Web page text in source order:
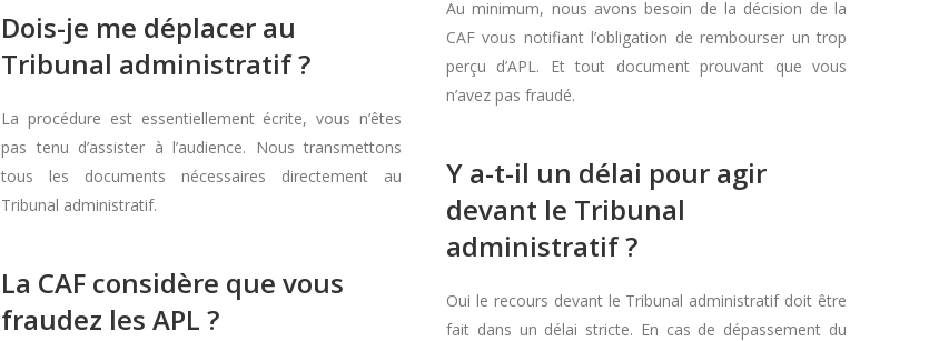
Dois-je me déplacer au
Tribunal administratif ?
La procédure est essentiellement écrite, vous n’êtes
pas tenu d’assister à l’audience. Nous transmettons
tous les documents nécessaires directement au
Tribunal administratif.
La CAF considère que vous
fraudez les APL ?
Au minimum, nous avons besoin de la décision de la
CAF vous notifiant l’obligation de rembourser un trop
perçu d’APL. Et tout document prouvant que vous
n’avez pas fraudé.
Y a-t-il un délai pour agir
devant le Tribunal
administratif ?
Oui le recours devant le Tribunal administratif doit être
fait dans un délai stricte. En cas de dépassement du